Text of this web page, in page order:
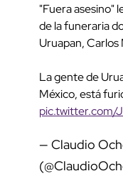
"Fuera asesino"
de la funeraria
Uruapan, Carlos
La gente de
México, está
pic.twitter.com/
— Claudio